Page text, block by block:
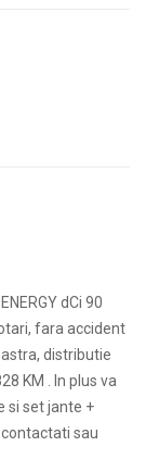
dCi 90
fara accident
distributie
KM . In plus va
si set jante +
sau